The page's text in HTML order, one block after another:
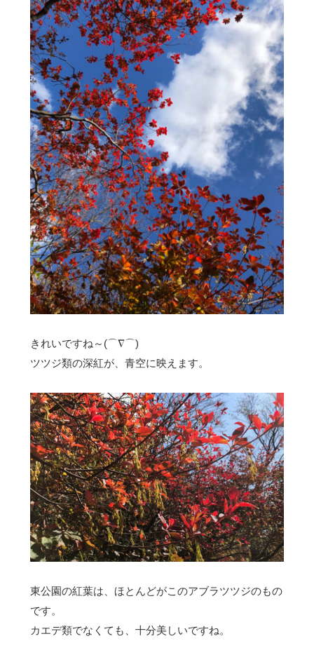
きれいですね～(⌒∇⌒)
ツツジ類の深紅が、青空に映えます。
東公園の紅葉は、ほとんどがこのアブラツツジのもの
です。
カエデ類でなくても、十分美しいですね。